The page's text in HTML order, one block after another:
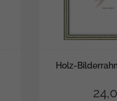
Holz-